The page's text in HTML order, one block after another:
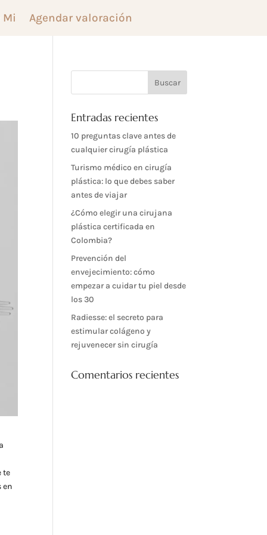
Mi Agendar valoración
te
en
Entradas recientes
10 preguntas clave antes de
cualquier cirugía plástica
Turismo médico en cirugía
plástica: lo que debes saber
antes de viajar
¿Cómo elegir una cirujana
plástica certificada en
Colombia?
Prevención del
envejecimiento: cómo
empezar a cuidar tu piel desde
los 30
Radiesse: el secreto para
estimular colágeno y
rejuvenecer sin cirugía
Comentarios recientes